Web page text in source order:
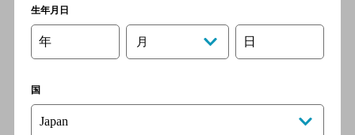
博多もつ鍋 幸 とりもつえん
生年月日
年 月 日
国